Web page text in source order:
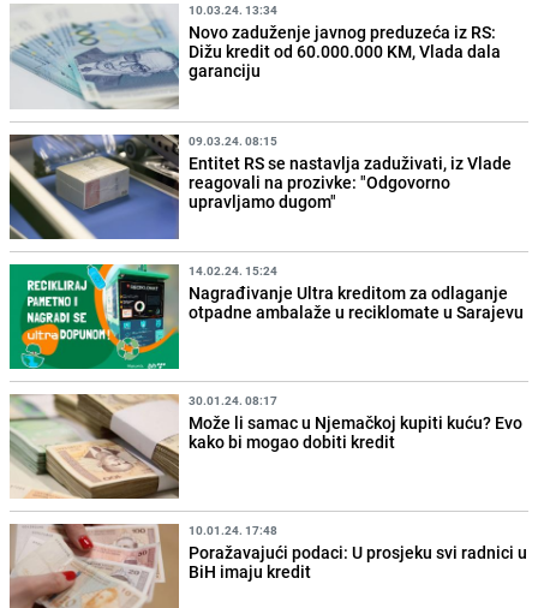
10.03.24. 13:34
Novo zaduženje javnog preduzeća iz RS:
Dižu kredit od 60.000.000 KM, Vlada dala
garanciju
09.03.24. 08:15
Entitet RS se nastavlja zaduživati, iz Vlade
reagovali na prozivke: "Odgovorno
upravljamo dugom"
14.02.24. 15:24
Nagrađivanje Ultra kreditom za odlaganje
otpadne ambalaže u reciklomate u Sarajevu
30.01.24. 08:17
Može li samac u Njemačkoj kupiti kuću? Evo
kako bi mogao dobiti kredit
10.01.24. 17:48
Poražavajući podaci: U prosjeku svi radnici u
BiH imaju kredit